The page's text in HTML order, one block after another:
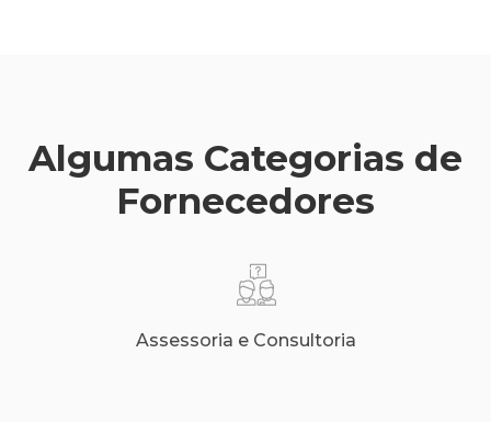
Algumas Categorias de
Fornecedores
Assessoria e Consultoria